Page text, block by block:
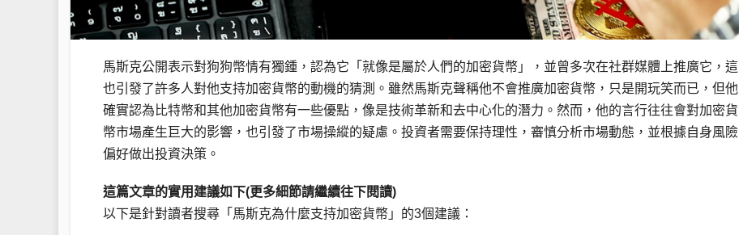
馬斯克公開表示對狗狗幣情有獨鍾，認為它「就像是屬於人們的加密貨幣」，並曾多次在社群媒體上推廣它，這
也引發了許多人對他支持加密貨幣的動機的猜測。雖然馬斯克聲稱他不會推廣加密貨幣，只是開玩笑而已，但他
確實認為比特幣和其他加密貨幣有一些優點，像是技術革新和去中心化的潛力。然而，他的言行往往會對加密貨
幣市場產生巨大的影響，也引發了市場操縱的疑慮。投資者需要保持理性，審慎分析市場動態，並根據自身風險
偏好做出投資決策。
這篇文章的實用建議如下(更多細節請繼續往下閱讀)
以下是針對讀者搜尋「馬斯克為什麼支持加密貨幣」的3個建議：